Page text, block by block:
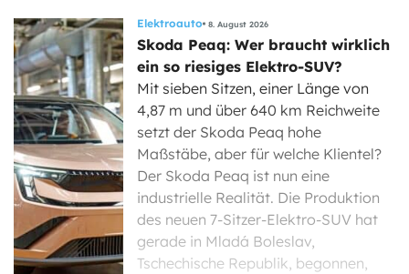
Elektroauto 8. August 2026
Skoda Peaq: Wer braucht wirklich
ein so riesiges Elektro-SUV?
Mit sieben Sitzen, einer Länge von
4,87 m und über 640 km Reichweite
setzt der Skoda Peaq hohe
Maßstäbe, aber für welche Klientel?
Der Skoda Peaq ist nun eine
industrielle Realität. Die Produktion
des neuen 7-Sitzer-Elektro-SUV hat
gerade in Mladá Boleslav,
Tschechische Republik, begonnen,